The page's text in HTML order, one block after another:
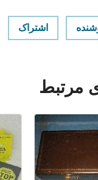
اشتراک
مرتبط